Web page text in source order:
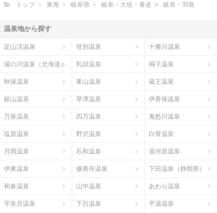
トップ 東海 岐阜県 岐阜・大垣・養老 岐阜・羽島
温泉地から探す
定山渓温泉 登別温泉 十勝川温泉
湯の川温泉（北海道） 乳頭温泉 鳴子温泉
秋保温泉 東山温泉 蔵王温泉
銀山温泉 草津温泉 伊香保温泉
万座温泉 四万温泉 鬼怒川温泉
塩原温泉 野沢温泉 白骨温泉
月岡温泉 石和温泉 湯河原温泉
伊東温泉 修善寺温泉 下田温泉（静岡県）
和倉温泉 山中温泉 あわら温泉
宇奈月温泉 下呂温泉 平湯温泉